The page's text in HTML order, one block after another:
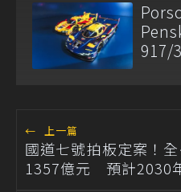
917/
← 上一篇
國道七號拍板定案！
1357億元 預計2030